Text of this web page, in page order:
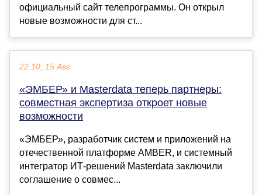
официальный сайт телепрограммы. Он открыл
новые возможности для ст...
22:10, 15 Авг
«ЭМБЕР» и Masterdata теперь партнеры:
совместная экспертиза откроет новые
возможности
«ЭМБЕР», разработчик систем и приложений на
отечественной платформе AMBER, и системный
интегратор ИТ-решений Masterdata заключили
соглашение о совмес...